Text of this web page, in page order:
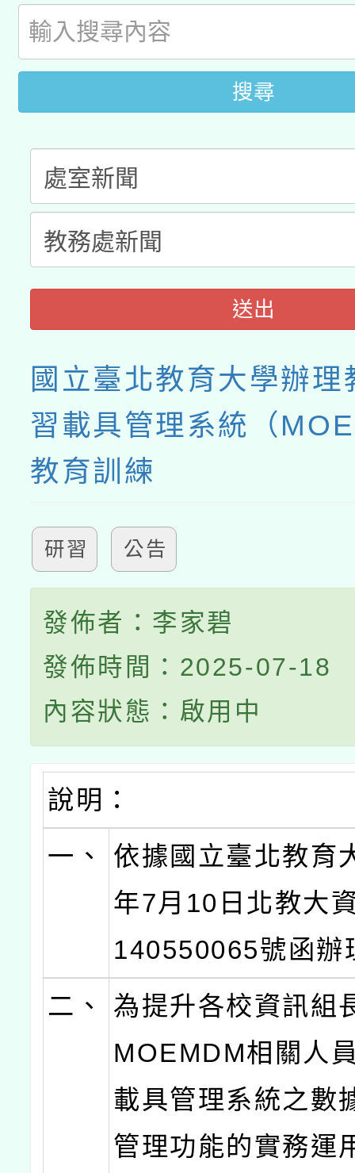
動」
開 智慧啟航」
搜尋
送出
國立臺北教育大學辦理
習載具管理系統（
教育訓練
研習 公告
發佈者：李家碧
發佈時間：2025-07-18
內容狀態：啟用中
說明：
一、
依據國立臺北教育
年7月10日北教大
140550065號函辦
二、
為提升各校資訊組
MOEMDM相關人
載具管理系統之數
管理功能的實務運